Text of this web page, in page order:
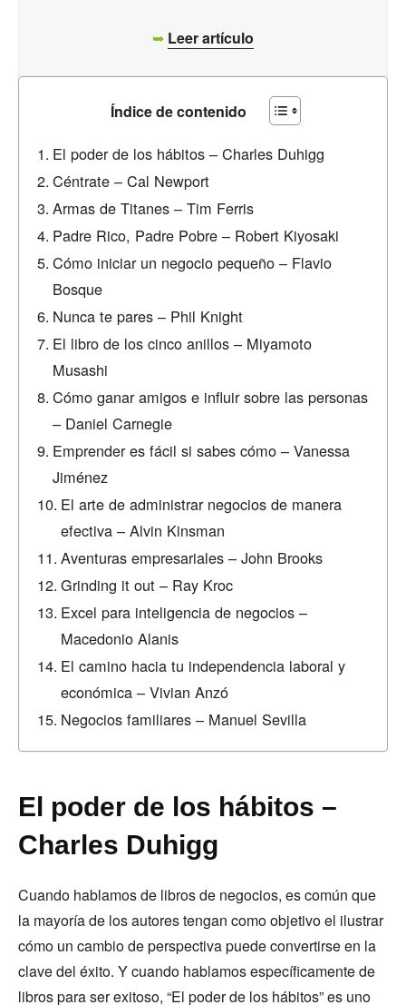
➥ Leer artículo
Índice de contenido
El poder de los hábitos – Charles Duhigg
Céntrate – Cal Newport
Armas de Titanes – Tim Ferris
Padre Rico, Padre Pobre – Robert Kiyosaki
Cómo iniciar un negocio pequeño – Flavio
Bosque
Nunca te pares – Phil Knight
El libro de los cinco anillos – Miyamoto
Musashi
Cómo ganar amigos e influir sobre las personas
– Daniel Carnegie
Emprender es fácil si sabes cómo – Vanessa
Jiménez
El arte de administrar negocios de manera
efectiva – Alvin Kinsman
Aventuras empresariales – John Brooks
Grinding it out – Ray Kroc
Excel para inteligencia de negocios –
Macedonio Alanis
El camino hacia tu independencia laboral y
económica – Vivian Anzó
Negocios familiares – Manuel Sevilla
El poder de los hábitos –
Charles Duhigg
Cuando hablamos de libros de negocios, es común que
la mayoría de los autores tengan como objetivo el ilustrar
cómo un cambio de perspectiva puede convertirse en la
clave del éxito. Y cuando hablamos específicamente de
libros para ser exitoso, “El poder de los hábitos” es uno